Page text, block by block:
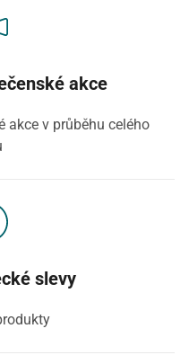
akce
akce v průběhu celého
slevy